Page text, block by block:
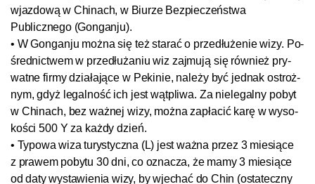
wjaz­do­wą w Chi­nach, w Biu­rze Bez­pie­czeń­s­twa
Publicznego (Gon­gan­ju).
• W Gon­gan­ju moż­na się też sta­rać o przed­łu­że­nie wi­zy. Po­
śred­nic­t­wem w przed­łu­ża­niu wiz za­jmu­ją się rów­nież pry­
wat­ne fir­my dzia­ła­ją­ce w Pe­ki­nie, nale­ży być jed­nak os­t­roż­
nym, gdyż le­gal­ność ich jest wąt­p­li­wa. Za nie­le­gal­ny po­byt
w Chi­nach, bez waż­nej wi­zy, można za­pła­cić ka­rę w wy­so­
koś­ci 500 Y za każ­dy dzień.
• Typo­wa wi­za tu­rys­tycz­na (L) jest waż­na przez 3 mie­sią­ce
z pra­wem po­by­tu 30 dni, co ozna­cza, że ma­my 3 mie­sią­ce
od da­ty wy­sta­wie­nia wi­zy, by wje­chać do Chin (osta­tecz­ny